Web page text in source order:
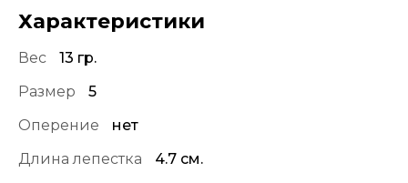
Характеристики
Вес
13 гр.
Размер
5
Оперение
нет
Длина лепестка
4.7 см.